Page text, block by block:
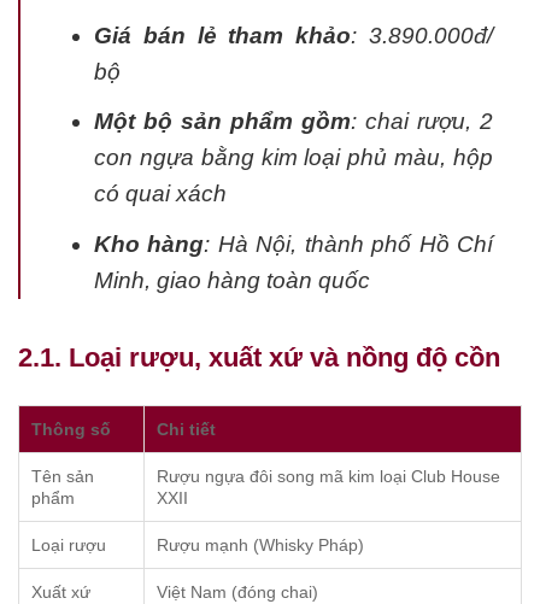
Giá bán lẻ tham khảo: 3.890.000đ/
bộ
Một bộ sản phẩm gồm: chai rượu, 2
con ngựa bằng kim loại phủ màu, hộp
có quai xách
Kho hàng: Hà Nội, thành phố Hồ Chí
Minh, giao hàng toàn quốc
2.1. Loại rượu, xuất xứ và nồng độ cồn
Thông số Chi tiết
Tên sản
phẩm
Rượu ngựa đôi song mã kim loại Club House
XXII
Loại rượu Rượu mạnh (Whisky Pháp)
Xuất xứ Việt Nam (đóng chai)